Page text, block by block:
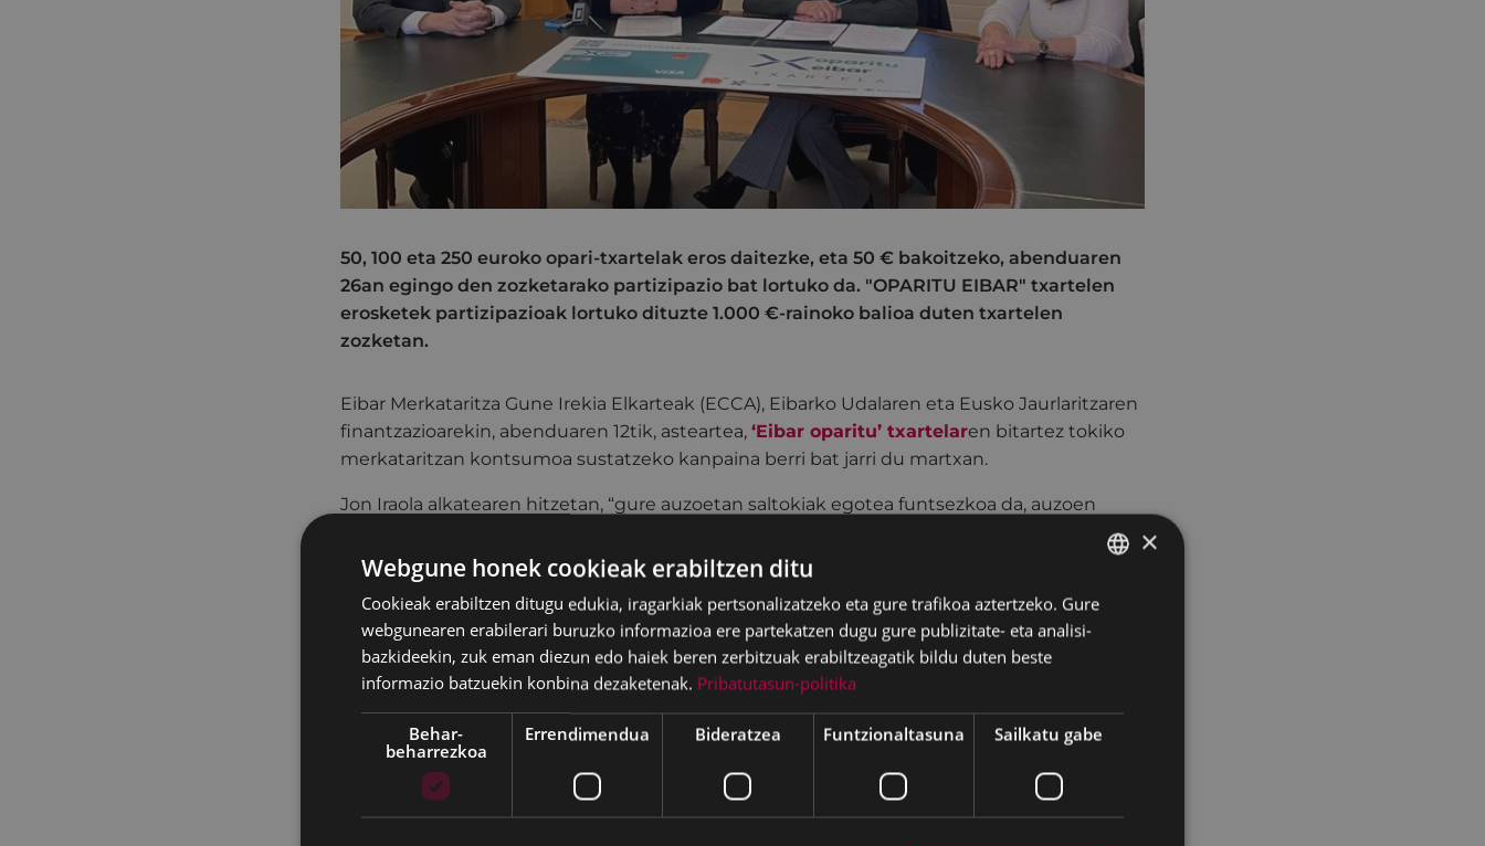
50, 100 eta 250 euroko opari-txartelak eros daitezke, eta 50 € bakoitzeko, abenduaren
26an egingo den zozketarako partizipazio bat lortuko da. "OPARITU EIBAR" txartelen
erosketek partizipazioak lortuko dituzte 1.000 €-rainoko balioa duten txartelen
zozketan.
Eibar Merkataritza Gune Irekia Elkarteak (ECCA), Eibarko Udalaren eta Eusko Jaurlaritzaren
finantzazioarekin, abenduaren 12tik, asteartea, ‘Eibar oparitu’ txartelaren bitartez tokiko
merkataritzan kontsumoa sustatzeko kanpaina berri bat jarri du martxan.
Jon Iraola alkatearen hitzetan, “gure auzoetan saltokiak egotea funtsezkoa da, auzoen
ongizatean eta bizitasunean laguntzen baitute. Auzotarrentzakko elkarguneak dira; lotura
komunitarioak sendotzen dituzte. Gainera, tokiko enplegua sorten dute eta gure
bizilagunen parte-hartze aktiboa eragiten du lan-bizitzan.” Azkenik, gure hirian erostera
animatzen ditu eibartarrak.
“Oparitu Eibar” txartelari atxikitako Eibarko denda, zerbitzu eta ostalaritza
establezimenduetan erosteko VISA txartel baliagarri bat da. Txartela Gabonetako erosketak
egiteko edo Gabonetan oparitzeko erabili daiteke. Txartela salgai dago jada abenduaren
12tik 25era arte
www.erosieibarren.eus
plataformaren bitartez. NAN bakoitzeko txartel
kopuru mugagabea erosi ahal izango da.
Txartela kanpainari atxikitako eta datafonoa duten denda, zerbitzuen establezimendu edo
BASQUE
SPANISH
×
Webgune honek cookieak erabiltzen ditu
Cookieak erabiltzen ditugu edukia, iragarkiak pertsonalizatzeko eta gure trafikoa aztertzeko. Gure
webgunearen erabilerari buruzko informazioa ere partekatzen dugu gure publizitate- eta analisi-
bazkideekin, zuk eman diezun edo haiek beren zerbitzuak erabiltzeagatik bildu duten beste
informazio batzuekin konbina dezaketenak. Pribatutasun-politika
Behar-
beharrezkoa
Errendimendua Bideratzea Funtzionaltasuna Sailkatu gabe